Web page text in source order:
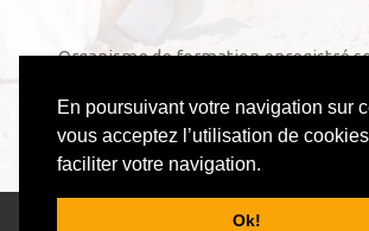
En poursuivant votre navigation sur
vous acceptez l’utilisation de
faciliter votre navigation.
Ok!
Organisme de formation enregistré
pas agrément de l’État.
© 2026 Anouchka Danse & Yoga -